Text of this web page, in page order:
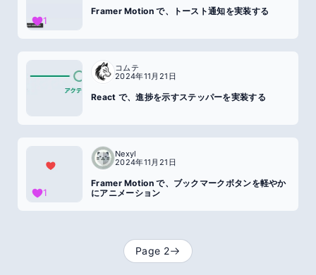
Framer Motion で、トースト通知を実装する
1
コムテ
2024年11月21日
React で、進捗を示すステッパーを実装する
Nexyl
2024年11月21日
Framer Motion で、ブックマークボタンを軽やか
にアニメーション
1
Page 2